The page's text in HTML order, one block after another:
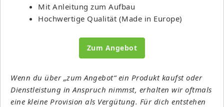
Mit Anleitung zum Aufbau
Hochwertige Qualität (Made in Europe)
Zum Angebot
Wenn du über „zum Angebot“ ein Produkt kaufst oder
Dienstleistung in Anspruch nimmst, erhalten wir oftmals
eine kleine Provision als Vergütung. Für dich entstehen